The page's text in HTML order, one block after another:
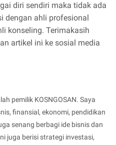
diri sendiri maka tidak ada
dengan ahli profesional
konseling. Terimakasih
artikel ini ke sosial media
pemilik KOSNGOSAN. Saya
finansial, ekonomi, pendidikan
senang berbagi ide bisnis dan
juga berisi strategi investasi,